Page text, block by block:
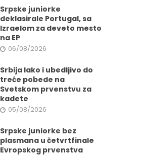
Srpske juniorke
deklasirale Portugal, sa
Izraelom za deveto mesto
na EP
06/08/2026
Srbija lako i ubedljivo do
treće pobede na
Svetskom prvenstvu za
kadete
05/08/2026
Srpske juniorke bez
plasmana u četvrtfinale
Evropskog prvenstva